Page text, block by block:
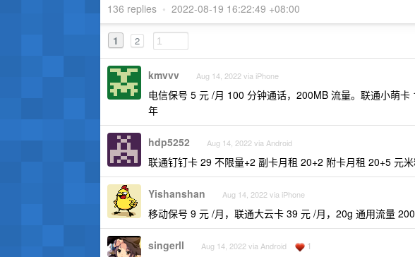
136 replies • 2022-08-19 16:22:49 +08:00
1 2
kmvvv Aug 14, 2022 via iPhone
电信保号 5 元 /月 100 分钟通话，200MB 流量。联通小萌
年
hdp5252 Aug 14, 2022 via Android
联通钉钉卡 29 不限量+2 副卡月租 20+2 附卡月租 20+5 元
Yishanshan Aug 14, 2022 via iPhone
移动保号 9 元 /月，联通大云卡 39 元 /月，20g 通用流量
singerll Aug 14, 2022 via Android 1